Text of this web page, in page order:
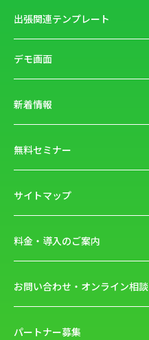
出張関連テンプレート
デモ画面
新着情報
無料セミナー
サイトマップ
料金・導入のご案内
お問い合わせ・オンライン相談
パートナー募集